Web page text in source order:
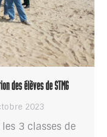
des élèves de STMG
2023
3 classes de